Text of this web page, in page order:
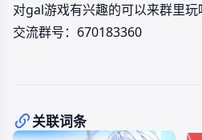
对gal游戏有兴趣的可以来群里玩
交流群号：670183360
关联词条